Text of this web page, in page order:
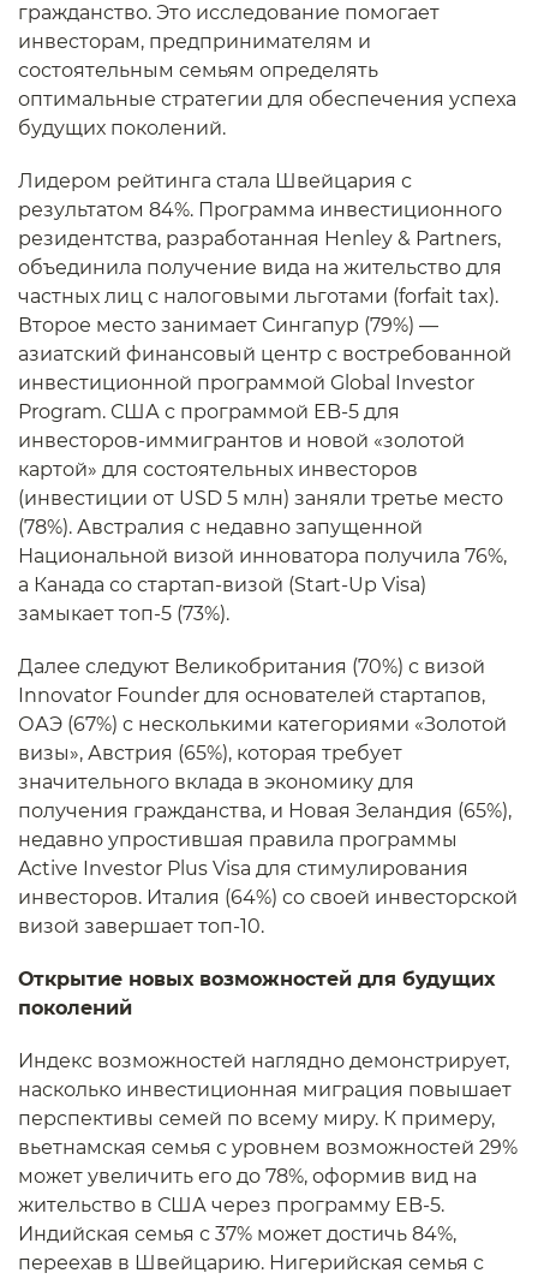
гражданство. Это исследование помогает
инвесторам, предпринимателям и
состоятельным семьям определять
оптимальные стратегии для обеспечения успеха
будущих поколений.
Лидером рейтинга стала Швейцария с
результатом 84%. Программа инвестиционного
резидентства, разработанная Henley & Partners,
объединила получение вида на жительство для
частных лиц с налоговыми льготами (forfait tax).
Второе место занимает Сингапур (79%) —
азиатский финансовый центр с востребованной
инвестиционной программой Global Investor
Program. США с программой EB-5 для
инвесторов-иммигрантов и новой «золотой
картой» для состоятельных инвесторов
(инвестиции от USD 5 млн) заняли третье место
(78%). Австралия с недавно запущенной
Национальной визой инноватора получила 76%,
а Канада со стартап-визой (Start-Up Visa)
замыкает топ-5 (73%).
Далее следуют Великобритания (70%) с визой
Innovator Founder для основателей стартапов,
ОАЭ (67%) с несколькими категориями «Золотой
визы», Австрия (65%), которая требует
значительного вклада в экономику для
получения гражданства, и Новая Зеландия (65%),
недавно упростившая правила программы
Active Investor Plus Visa для стимулирования
инвесторов. Италия (64%) со своей инвесторской
визой завершает топ-10.
Открытие новых возможностей для будущих
поколений
Индекс возможностей наглядно демонстрирует,
насколько инвестиционная миграция повышает
перспективы семей по всему миру. К примеру,
вьетнамская семья с уровнем возможностей 29%
может увеличить его до 78%, оформив вид на
жительство в США через программу EB-5.
Индийская семья с 37% может достичь 84%,
переехав в Швейцарию. Нигерийская семья с